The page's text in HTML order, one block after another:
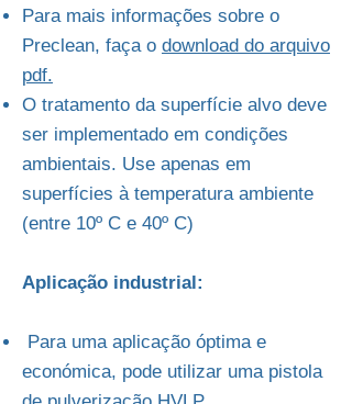
Para mais informações sobre o
Preclean, faça o download do arquivo
pdf.
O tratamento da superfície alvo deve
ser implementado em condições
ambientais. Use apenas em
superfícies à temperatura ambiente
(entre 10º C e 40º C)
Aplicação industrial:
Para uma aplicação óptima e
económica, pode utilizar uma pistola